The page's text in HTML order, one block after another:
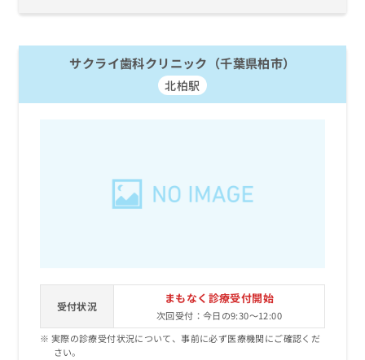
サクライ歯科クリニック（千葉県柏市）
北柏駅
受付状況
まもなく診療受付開始
次回受付：今日の9:30～12:00
実際の診療受付状況について、事前に必ず医療機関にご確認くだ
さい。